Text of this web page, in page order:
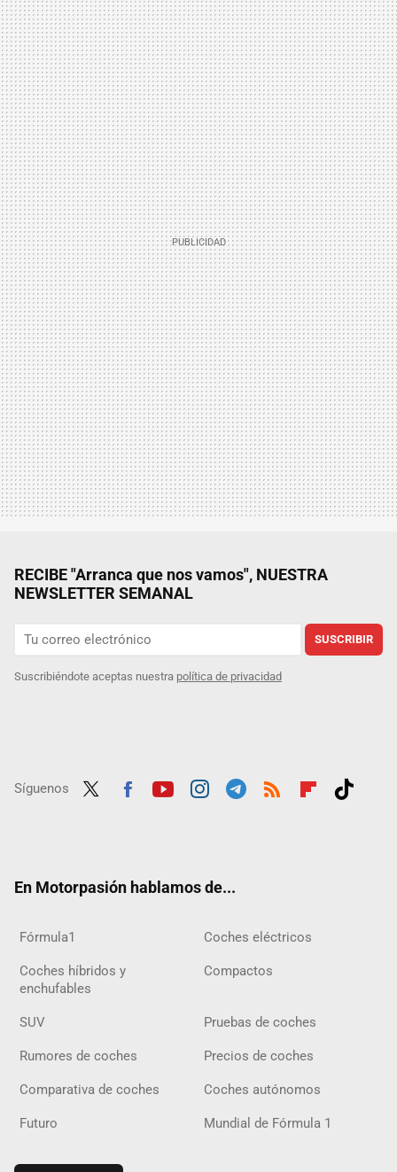
RECIBE "Arranca que nos vamos", NUESTRA
NEWSLETTER SEMANAL
SUSCRIBIR
Suscribiéndote aceptas nuestra política de privacidad
Síguenos
En Motorpasión hablamos de...
Fórmula1 Coches eléctricos
Coches híbridos y
enchufables
Compactos
SUV Pruebas de coches
Rumores de coches Precios de coches
Comparativa de coches Coches autónomos
Futuro Mundial de Fórmula 1